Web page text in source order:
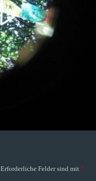
Erforderliche Felder sind mit *